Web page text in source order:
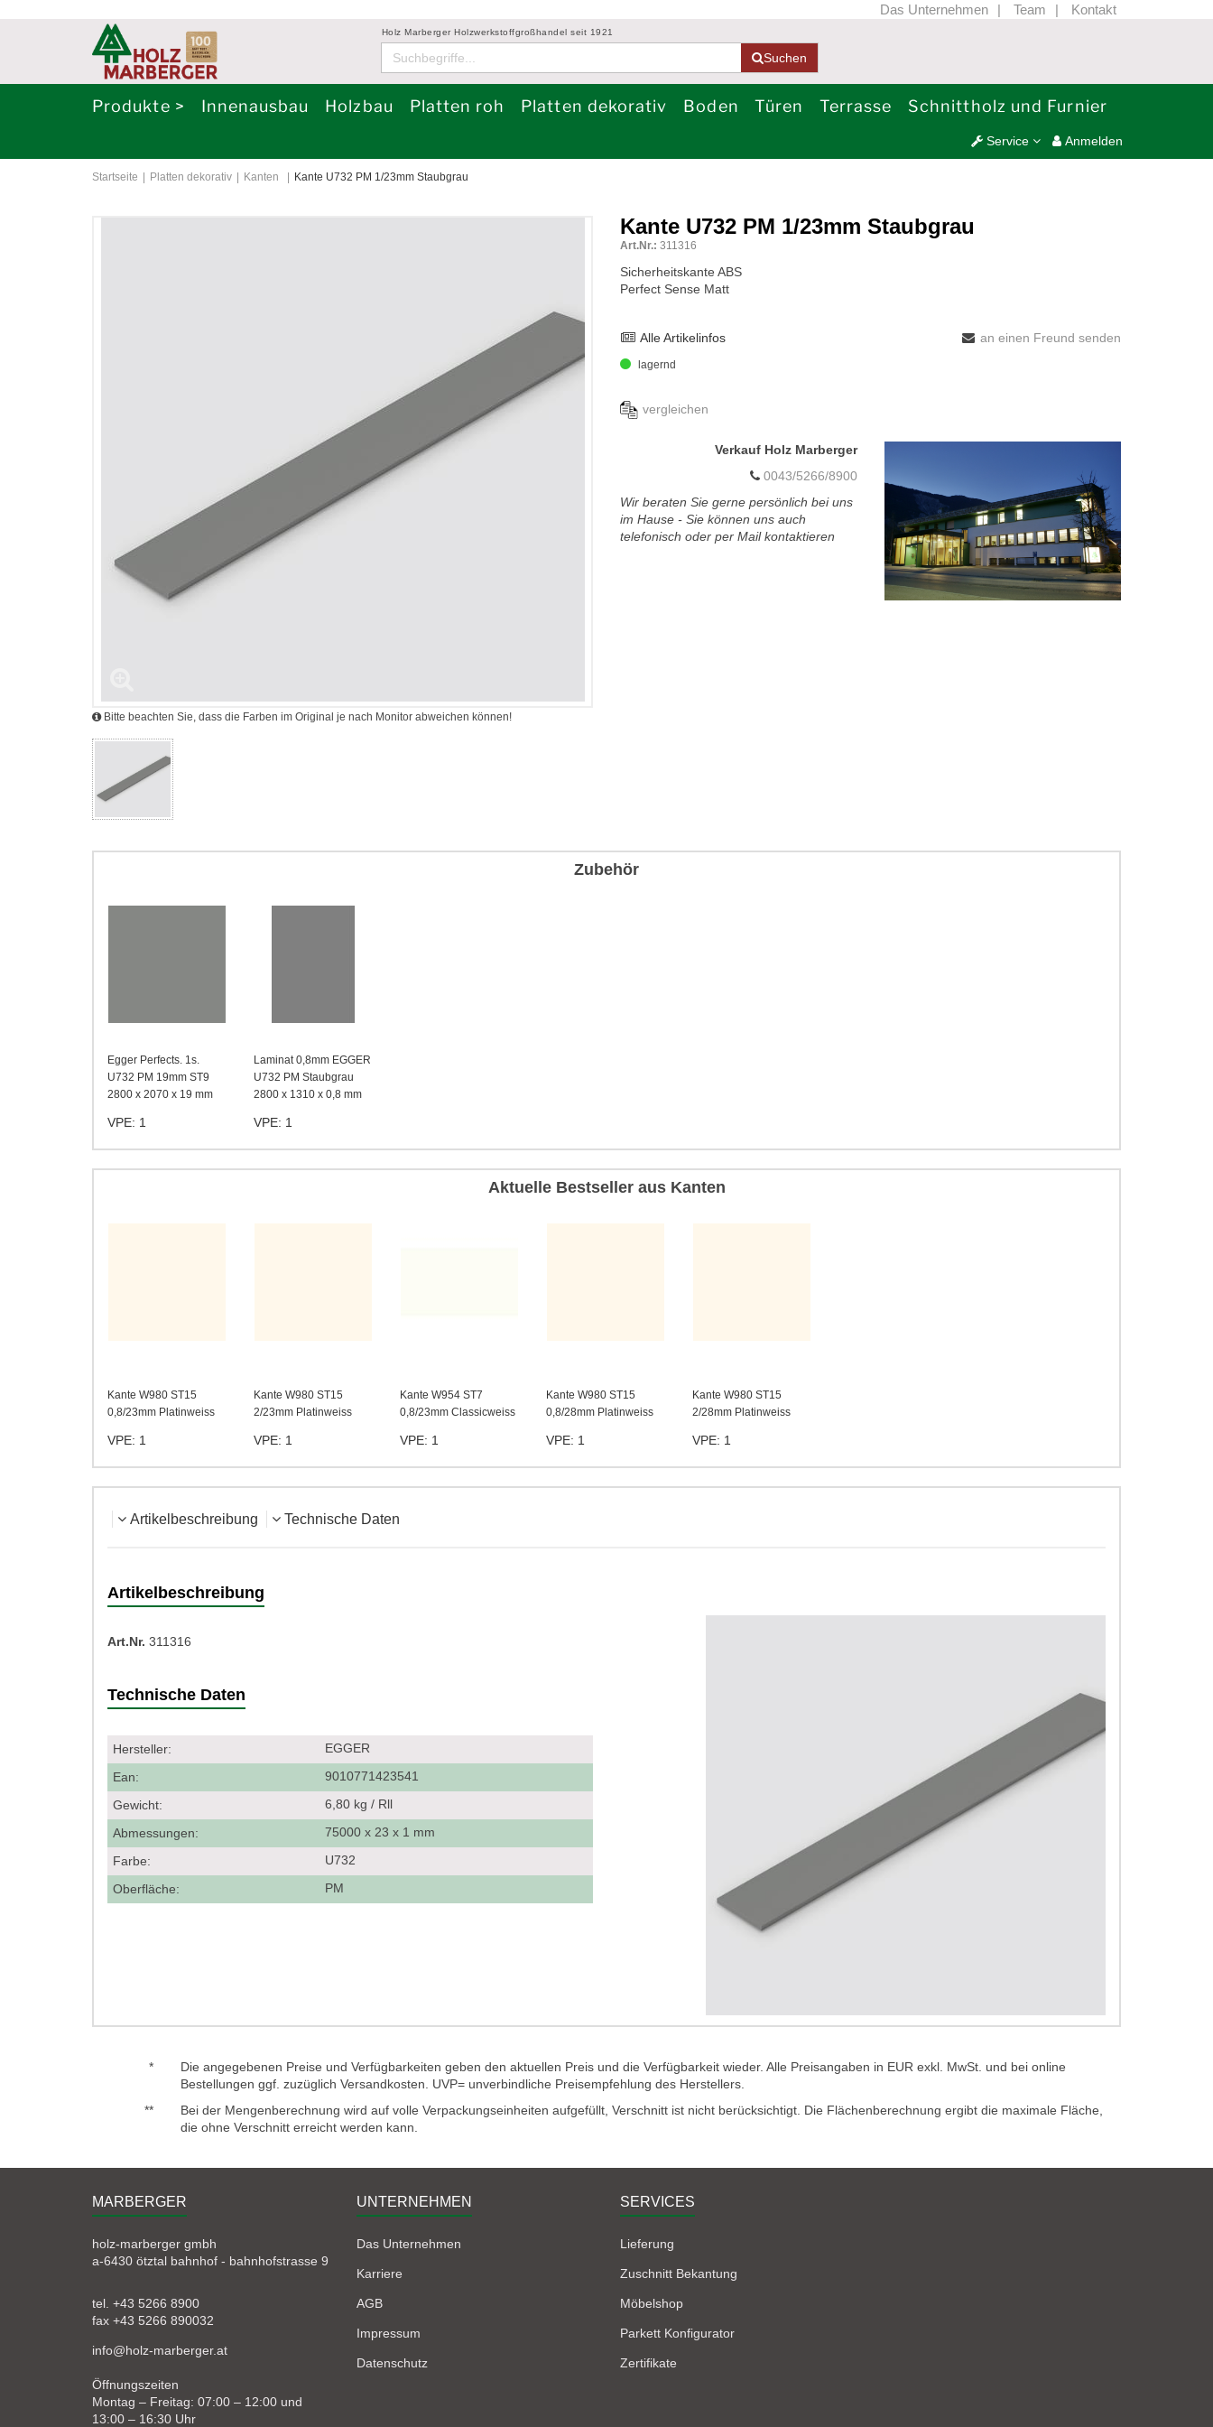
Das Unternehmen Team Kontakt
Holz Marberger Holzwerkstoffgroßhandel seit 1921
Suchen
Produkte > Innenausbau Holzbau Platten roh Platten dekorativ Boden Türen Terrasse Schnittholz und Furnier
Anmelden
Service
Startseite Platten dekorativ Kanten Kante U732 PM 1/23mm Staubgrau
Bitte beachten Sie, dass die Farben im Original je nach Monitor abweichen können!
Kante U732 PM 1/23mm Staubgrau
Art.Nr.: 311316
Sicherheitskante ABS
Perfect Sense Matt
Alle Artikelinfos an einen Freund senden
lagernd
vergleichen
Verkauf Holz Marberger
0043/5266/8900
Wir beraten Sie gerne persönlich bei uns
im Hause - Sie können uns auch
telefonisch oder per Mail kontaktieren
Zubehör
Egger Perfects. 1s.
U732 PM 19mm ST9
2800 x 2070 x 19 mm
VPE: 1
Laminat 0,8mm EGGER
U732 PM Staubgrau
2800 x 1310 x 0,8 mm
VPE: 1
Aktuelle Bestseller aus Kanten
Kante W980 ST15
0,8/23mm Platinweiss
VPE: 1
Kante W980 ST15
2/23mm Platinweiss
VPE: 1
Kante W954 ST7
0,8/23mm Classicweiss
VPE: 1
Kante W980 ST15
0,8/28mm Platinweiss
VPE: 1
Kante W980 ST15
2/28mm Platinweiss
VPE: 1
Artikelbeschreibung Technische Daten
Artikelbeschreibung
Art.Nr. 311316
Technische Daten
Hersteller:
EGGER
Ean:
9010771423541
Gewicht:
6,80 kg / Rll
Abmessungen:
75000 x 23 x 1 mm
Farbe:
U732
Oberfläche:
PM
*
Die angegebenen Preise und Verfügbarkeiten geben den aktuellen Preis und die Verfügbarkeit wieder. Alle Preisangaben in EUR exkl. MwSt. und bei online
Bestellungen ggf. zuzüglich Versandkosten. UVP= unverbindliche Preisempfehlung des Herstellers.
**
Bei der Mengenberechnung wird auf volle Verpackungseinheiten aufgefüllt, Verschnitt ist nicht berücksichtigt. Die Flächenberechnung ergibt die maximale Fläche,
die ohne Verschnitt erreicht werden kann.
MARBERGER
holz-marberger gmbh
a-6430 ötztal bahnhof - bahnhofstrasse 9
tel. +43 5266 8900
fax +43 5266 890032
info@holz-marberger.at
Öffnungszeiten
Montag – Freitag: 07:00 – 12:00 und
13:00 – 16:30 Uhr
UNTERNEHMEN
Das Unternehmen
Karriere
AGB
Impressum
Datenschutz
SERVICES
Lieferung
Zuschnitt Bekantung
Möbelshop
Parkett Konfigurator
Zertifikate